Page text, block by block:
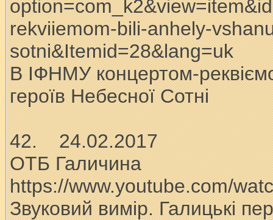
rekviiemom-bili-anhely-
sotni&Itemid=28&lang=uk
В ІФНМУ концертом-
героїв Небесної Сотні
42. 24.02.2017
ОТБ Галичина
https://www.youtube.com/
Звуковий вимір. Галицькі